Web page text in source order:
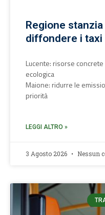
Regione
diffondere i taxi
Lucente: risorse
ecologica
Maione: ridurre le
priorità
LEGGI ALTRO »
3 Agosto 2026 Nessun